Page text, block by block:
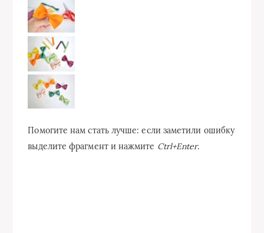
Помогите нам стать лучше: если заметили ошибку
выделите фрагмент и нажмите Ctrl+Enter.